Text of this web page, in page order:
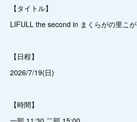
【タイトル】
LIFULL the second in まくらがの里こが
【日程】
2026/7/19(日)
【時間】